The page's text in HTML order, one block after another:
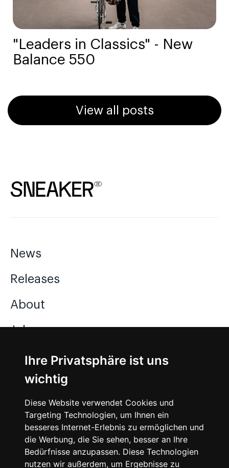
Ihre Privatsphäre ist uns
wichtig
Diese Website verwendet Cookies und
Targeting Technologien, um Ihnen ein
besseres Internet-Erlebnis zu ermöglichen und
die Werbung, die Sie sehen, besser an Ihre
Bedürfnisse anzupassen. Diese Technologien
nutzen wir außerdem, um Ergebnisse zu
"Leaders in Classics" - New
Balance 550
View all posts
News
Releases
About
Jobs
Instagram
Facebook
Vimeo